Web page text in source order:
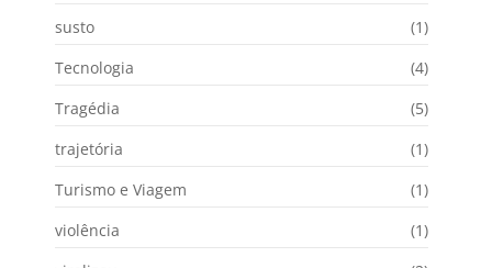
susto
(1)
Tecnologia
(4)
Tragédia
(5)
trajetória
(1)
Turismo e Viagem
(1)
violência
(1)